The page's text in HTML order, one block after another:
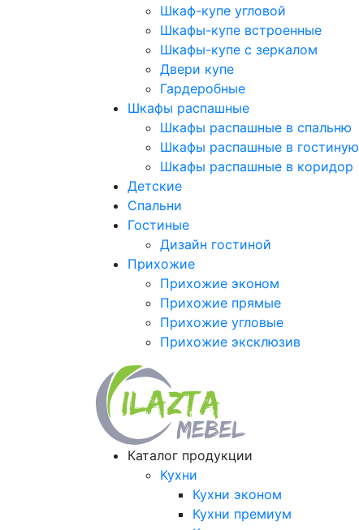
Шкаф-купе угловой
Шкафы-купе встроенные
Шкафы-купе с зеркалом
Двери купе
Гардеробные
Шкафы распашные
Шкафы распашные в спальню
Шкафы распашные в гостиную
Шкафы распашные в коридор
Детские
Спальни
Гостиные
Дизайн гостиной
Прихожие
Прихожие эконом
Прихожие прямые
Прихожие угловые
Прихожие эксклюзив
Каталог продукции
Кухни
Кухни эконом
Кухни премиум